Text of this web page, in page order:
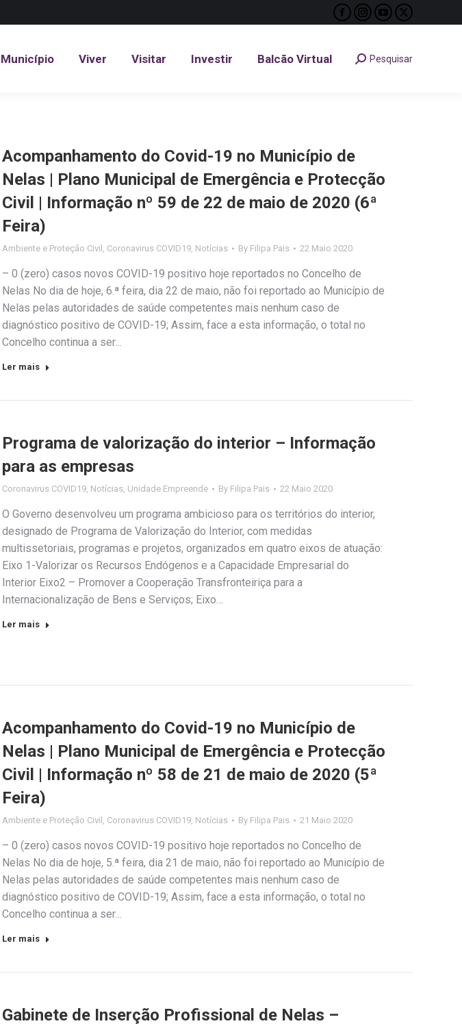
Facebook
opens
Instagram
opens
YouTube
opens
X
opens
Município Viver Visitar Investir Balcão Virtual Search:Pesquisar
Acompanhamento do Covid-19 no Município de
Nelas | Plano Municipal de Emergência e Protecção
Civil | Informação nº 59 de 22 de maio de 2020 (6ª
Feira)
Ambiente e Proteção Civil , Coronavirus COVID19, Notícias By Filipa Pais 22 Maio 2020
– 0 (zero) casos novos COVID-19 positivo hoje reportados no Concelho de
Nelas No dia de hoje, 6.ª feira, dia 22 de maio, não foi reportado ao Município de
Nelas pelas autoridades de saúde competentes mais nenhum caso de
diagnóstico positivo de COVID-19; Assim, face a esta informação, o total no
Concelho continua a ser…
Ler mais
Programa de valorização do interior – Informação
para as empresas
Coronavirus COVID19, Notícias, Unidade Empreende By Filipa Pais 22 Maio 2020
O Governo desenvolveu um programa ambicioso para os territórios do interior,
designado de Programa de Valorização do Interior, com medidas
multissetoriais, programas e projetos, organizados em quatro eixos de atuação:
Eixo 1-Valorizar os Recursos Endógenos e a Capacidade Empresarial do
Interior Eixo2 – Promover a Cooperação Transfronteiriça para a
Internacionalização de Bens e Serviços; Eixo…
Ler mais
Acompanhamento do Covid-19 no Município de
Nelas | Plano Municipal de Emergência e Protecção
Civil | Informação nº 58 de 21 de maio de 2020 (5ª
Feira)
Ambiente e Proteção Civil , Coronavirus COVID19, Notícias By Filipa Pais 21 Maio 2020
– 0 (zero) casos novos COVID-19 positivo hoje reportados no Concelho de
Nelas No dia de hoje, 5.ª feira, dia 21 de maio, não foi reportado ao Município de
Nelas pelas autoridades de saúde competentes mais nenhum caso de
diagnóstico positivo de COVID-19; Assim, face a esta informação, o total no
Concelho continua a ser…
Ler mais
Gabinete de Inserção Profissional de Nelas –
Município Viver Visitar Investir Balcão Virtual Search:
Pesquisar